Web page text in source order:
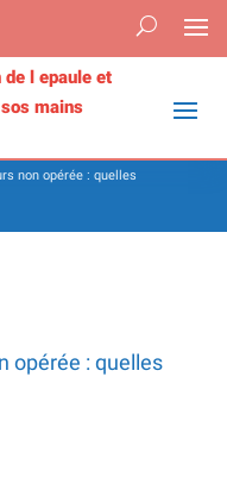
non opérée : quelles
opérée : quelles